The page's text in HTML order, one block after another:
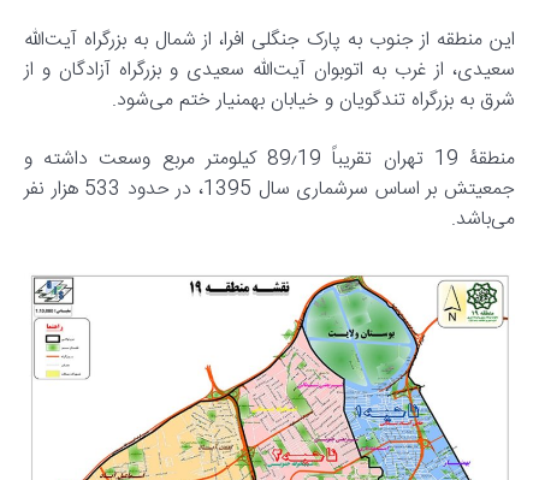
این منطقه از جنوب به پارک جنگلی افرا، از شمال به بزرگراه آیت‌الله
سعیدی، از غرب به اتوبوان آیت‌الله سعیدی و بزرگراه آزادگان و از
شرق به بزرگراه تندگویان و خیابان بهمنیار ختم می‌شود.
منطقۀ 19 تهران تقریباً 89٫19 کی‍لومت‍ر مرب‍‍ع وسعت داشته و
جمعیتش بر اساس سرشماری سال 1395، در حدود 533 هزار نفر
می‌باشد.